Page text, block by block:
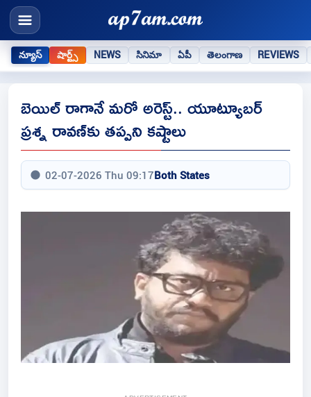
న్యూస్ షార్ట్స్ NEWS సినిమా ఏపీ తెలంగాణ REVIEWS
బెయిల్ రాగానే మరో అరెస్ట్.. యూట్యూబర్
ప్రశ్న రావణ్‌కు తప్పని కష్టాలు
02-07-2026 Thu 09:17Both States